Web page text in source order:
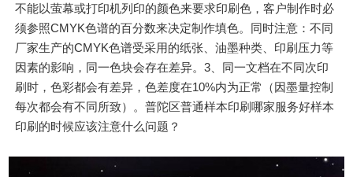
不能以萤幕或打印机列印的颜色来要求印刷色，客户制作时必
须参照CMYK色谱的百分数来决定制作填色。同时注意：不同
厂家生产的CMYK色谱受采用的纸张、油墨种类、印刷压力等
因素的影响，同一色块会存在差异。3、同一文档在不同次印
刷时，色彩都会有差异，色差度在10%内为正常（因墨量控制
每次都会有不同所致）。普陀区普通样本印刷哪家服务好样本
印刷的时候应该注意什么问题？